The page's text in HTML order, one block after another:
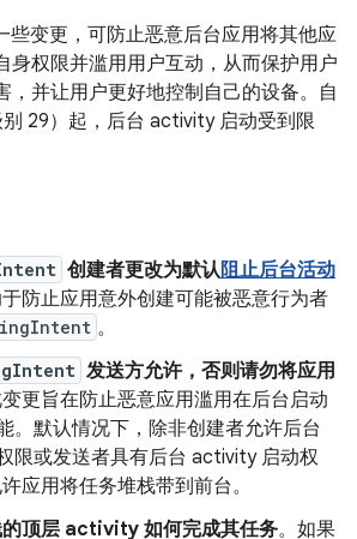
些变更，可防止恶意后台应用将其他应
身权限并滥用用户互动，从而保护用户
，并让用户更好地控制自己的设备。自
29）起，后台 activity 启动受到限
创建者更改为默认阻止后台活动
防止应用意外创建可能被恶意行为者
。
发送方允许，否则请勿将应用
更旨在防止恶意应用滥用在后台启动
。默认情况下，除非创建者允许后台
限或发送者具有后台 activity 启动权
应用将任务堆栈带到前台。
的顶层 activity 如何完成其任务。如果